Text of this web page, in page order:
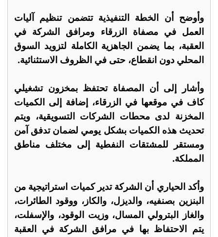
وأوضح أن الخطة التنفيذية تتضمن تنظيم آليات
العمل في مصفاة الزرقاء ومرافق الشركة في
العقبة، بما يضمن الجاهزية الكاملة لتزويد السوق
المحلي دون انقطاع، حتى في الظروف الاستثنائية.
وأشار إلى أن المصفاة تحتفظ بمخزون تشغيلي
كاف في موقعها في الزرقاء، إضافة إلى الكميات
المخزنة لدى محطات الشركات التسويقية، ويتم
تحديث هذه الكميات بشكل يومي لضمان تدفق آمن
ومستقر للمشتقات النفطية إلى مختلف مناطق
المملكة.
وأكد الحياري أن الشركة تدير كميات استراتيجية من
البنزين بصنفيه، والديزل، والكاز، ووقود الطائرات،
والغاز البترولي المسال، وزيت الوقود، والإسفلت،
يتم الاحتفاظ بها في مرافق الشركة في العقبة